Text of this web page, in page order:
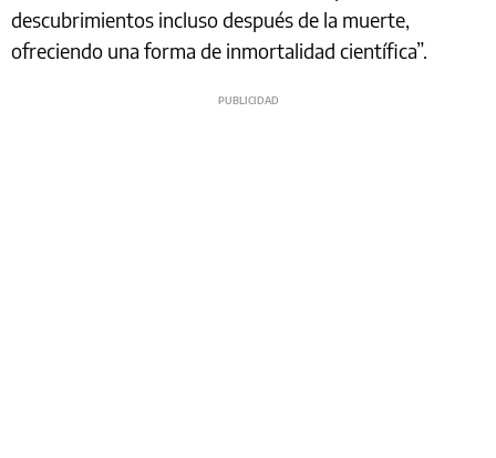
descubrimientos incluso después de la muerte,
ofreciendo una forma de inmortalidad científica”.